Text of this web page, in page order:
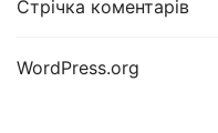
Стрічка коментарів
WordPress.org